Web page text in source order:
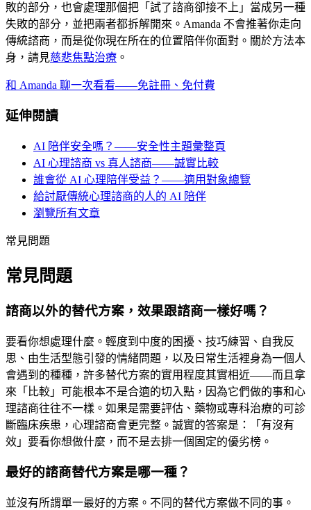
敗的部分，也會處理那個把「試了諮商卻接不上」當成另一種
失敗的部分，並把兩者都拆解開來。Amanda 不會推著你走向
傳統諮商，而是從你現在所在的位置陪伴你面對。關於方法本
身，請見慈悲焦點治療 。
和 Amanda 聊一次看看——免註冊、免付費
延伸閱讀
AI 陪伴安全嗎？——安全性主題彙整頁
AI 心理諮商 vs 真人諮商——誠實比較
誰會從 AI 心理陪伴受益？——適用對象總覽
給討厭傳統心理諮商的人的 AI 陪伴
瀏覽所有文章
常見問題
常見問題
諮商以外的替代方案，效果跟諮商一樣好嗎？
要看你想處理什麼。輕度到中度的困擾、技巧練習、自我反
思、由生活型態引發的情緒問題，以及日常生活裡身為一個人
會遇到的種種，許多替代方案的實用程度其實相近——而且拿
來「比較」可能根本不是合適的切入點，因為它們做的事和心
理諮商往往不一樣。如果是需要評估、藥物或專科治療的可診
斷臨床疾患，心理諮商會更完整。誠實的答案是：「有沒有
效」要看你想做什麼，而不是去排一個固定的優劣榜。
最好的諮商替代方案是哪一種？
並沒有所謂單一最好的方案。不同的替代方案做不同的事。